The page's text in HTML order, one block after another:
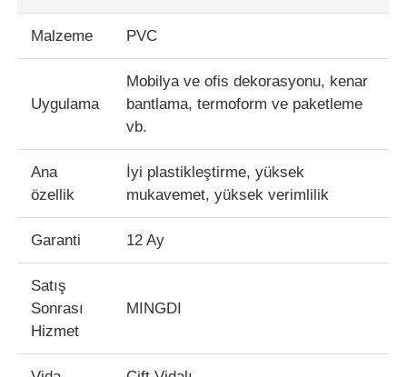
Ürün
Hakkımızda
Fabrika Turu
Kalite Kontrol
Malzeme PVC
Uygulama
Mobilya ve ofis dekorasyonu, kenar
bantlama, termoform ve paketleme
vb.
Ana
özellik
İyi plastikleştirme, yüksek
mukavemet, yüksek verimlilik
Garanti 12 Ay
Satış
Sonrası
Hizmet
MINGDI